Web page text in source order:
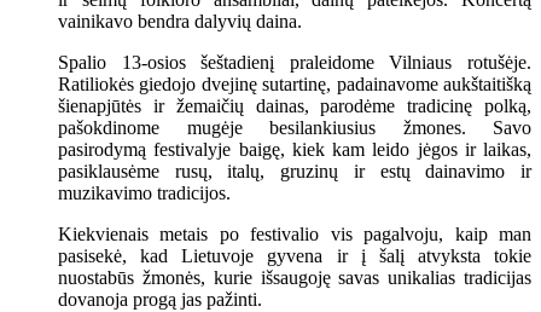
vainikavo bendra dalyvių daina.
Spalio 13-osios šeštadienį praleidome Vilniaus rotušėje.
Ratiliokės giedojo dvejinę sutartinę, padainavome aukštaitišką
šienapjūtės ir žemaičių dainas, parodėme tradicinę polką,
pašokdinome mugėje besilankiusius žmones. Savo
pasirodymą festivalyje baigę, kiek kam leido jėgos ir laikas,
pasiklausėme rusų, italų, gruzinų ir estų dainavimo ir
muzikavimo tradicijos.
Kiekvienais metais po festivalio vis pagalvoju, kaip man
pasisekė, kad Lietuvoje gyvena ir į šalį atvyksta tokie
nuostabūs žmonės, kurie išsaugoję savas unikalias tradicijas
dovanoja progą jas pažinti.